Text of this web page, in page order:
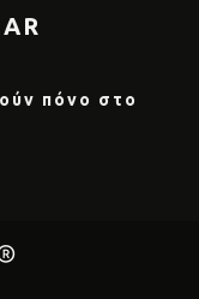
πόνο στο